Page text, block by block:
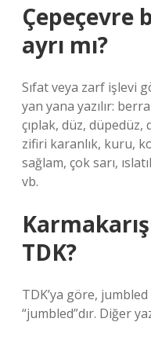
Çepeçevre
ayrı mı?
Sıfat veya zarf işlevi
yan yana yazılır:
çıplak, düz,
zifiri karanlık, kuru,
sağlam, çok sarı,
vb.
TDK?
TDK’ya göre,
“jumbled”dır. Diğer